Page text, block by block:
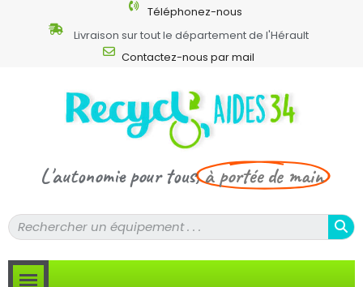
Téléphonez-nous
Livraison sur tout le département de l'Hérault
Contactez-nous par mail
L'autonomie pour tous,à portée de main